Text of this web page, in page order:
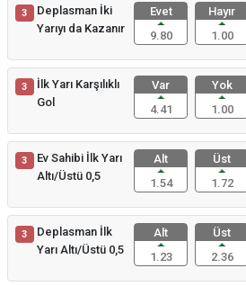
3
Deplasman İki
Yarıyı da Kazanır
Evet
9.80
Hayır
1.00
3
İlk Yarı Karşılıklı
Gol
Var
4.41
Yok
1.00
3
Ev Sahibi İlk Yarı
Altı/Üstü 0,5
Alt
1.54
Üst
1.72
3
Deplasman İlk
Yarı Altı/Üstü 0,5
Alt
1.23
Üst
2.36